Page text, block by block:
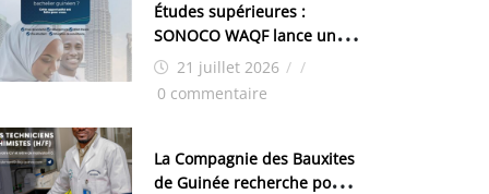
Études supérieures :
SONOCO WAQF lance un
programme de bourses
pour la Malaisie
21 juillet 2026 / /
0 commentaire
La Compagnie des Bauxites
de Guinée recherche pour